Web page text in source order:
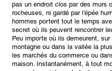
pas un endroit clos par des murs
rocheuses, ni gardé par l'épée
hommes portent tout le temps
secret où ils peuvent rencontrer
Peu importe où ils demeurent, sur
montagne ou dans la vallée la
les marchés du commerce ou
maison. Instantanément, à tout